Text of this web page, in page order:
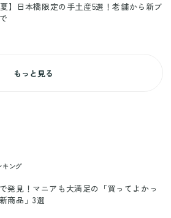
夏】日本橋限定の手土産5選！老舗から新ブ
もっと見る
キング
発見！マニアも大満足の「買ってよかっ
商品」3選